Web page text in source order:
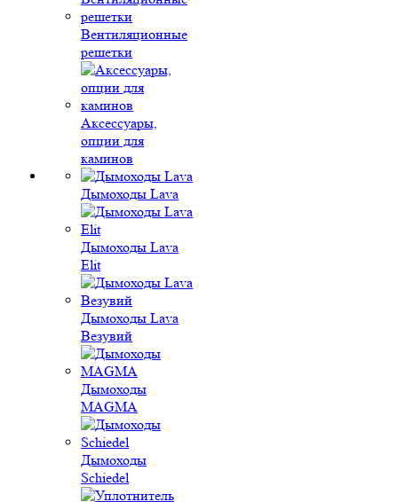
Вентиляционные
решетки
Аксессуары,
опции для
каминов
Дымоходы Lava
Дымоходы Lava
Elit
Дымоходы Lava
Везувий
Дымоходы
MAGMA
Дымоходы
Schiedel